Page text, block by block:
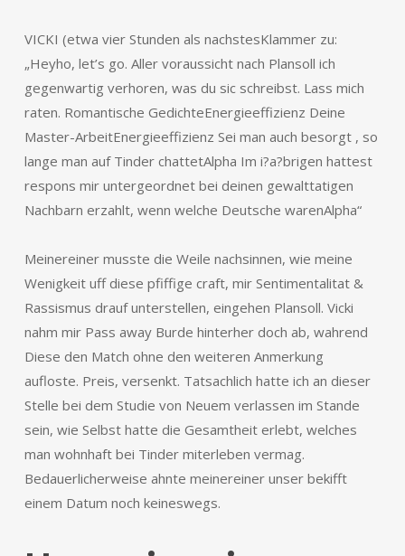
VICKI (etwa vier Stunden als nachstesKlammer zu:
„Heyho, let’s go. Aller voraussicht nach Plansoll ich
gegenwartig verhoren, was du sic schreibst. Lass mich
raten. Romantische GedichteEnergieeffizienz Deine
Master-ArbeitEnergieeffizienz Sei man auch besorgt , so
lange man auf Tinder chattetAlpha Im i?a?brigen hattest
respons mir untergeordnet bei deinen gewalttatigen
Nachbarn erzahlt, wenn welche Deutsche warenAlpha“
Meinereiner musste die Weile nachsinnen, wie meine
Wenigkeit uff diese pfiffige craft, mir Sentimentalitat &
Rassismus drauf unterstellen, eingehen Plansoll. Vicki
nahm mir Pass away Burde hinterher doch ab, wahrend
Diese den Match ohne den weiteren Anmerkung
aufloste. Preis, versenkt. Tatsachlich hatte ich an dieser
Stelle bei dem Studie von Neuem verlassen im Stande
sein, wie Selbst hatte die Gesamtheit erlebt, welches
man wohnhaft bei Tinder miterleben vermag.
Bedauerlicherweise ahnte meinereiner unser bekifft
einem Datum noch keineswegs.